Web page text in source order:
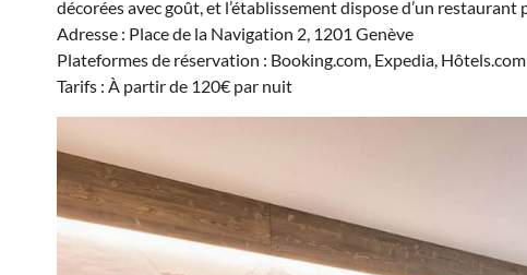
décorées avec goût, et l’établissement dispose d’un
Adresse : Place de la Navigation 2, 1201 Genève
Plateformes de réservation : Booking.com, Expedia, Hôtels.com
Tarifs : À partir de 120€ par nuit